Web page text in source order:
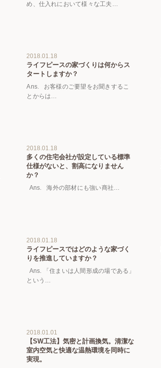
め、仕入れにおいて様々な工夫…
2018.01.18
ライフピースの家づくりは何からス
タートしますか？
Ans. お客様のご要望をお聞きするこ
とからは…
2018.01.18
多くの住宅会社が設定している標準
仕様がないと、割高になりません
か？
Ans. 海外の部材にも強い商社…
2018.01.18
ライフピースではどのような家づく
りを推進していますか？
Ans. 「住まいは人間形成の場である」
という…
2018.01.01
【SW工法】気密と計画換気。清潔な
室内空気と快適な温熱環境を同時に
実現。